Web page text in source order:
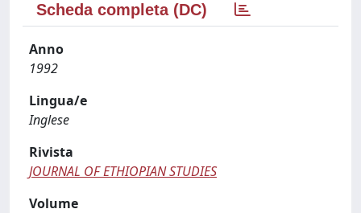
Scheda completa (DC)
Anno
1992
Lingua/e
Inglese
Rivista
JOURNAL OF ETHIOPIAN STUDIES
Volume